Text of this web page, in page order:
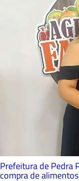
Prefeitura de Pedra
compra de